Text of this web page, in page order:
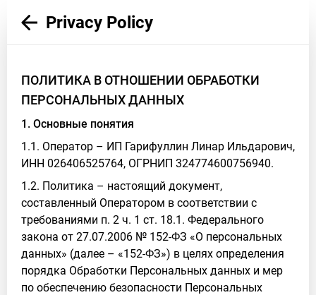
Privacy Policy
ПОЛИТИКА В ОТНОШЕНИИ ОБРАБОТКИ
ПЕРСОНАЛЬНЫХ ДАННЫХ
1. Основные понятия
1.1. Оператор – ИП Гарифуллин Линар Ильдарович,
ИНН 026406525764, ОГРНИП 324774600756940.
1.2. Политика – настоящий документ,
составленный Оператором в соответствии с
требованиями п. 2 ч. 1 ст. 18.1. Федерального
закона от 27.07.2006 № 152-ФЗ «О персональных
данных» (далее – «152-ФЗ») в целях определения
порядка Обработки Персональных данных и мер
по обеспечению безопасности Персональных